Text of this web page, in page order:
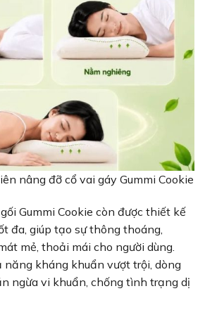
nâng đỡ cổ vai gáy Gummi Cookie
Gummi Cookie còn được thiết kế
đa, giúp tạo sự thông thoáng,
mẻ, thoải mái cho người dùng.
năng kháng khuẩn vượt trội, dòng
ngừa vi khuẩn, chống tình trạng dị